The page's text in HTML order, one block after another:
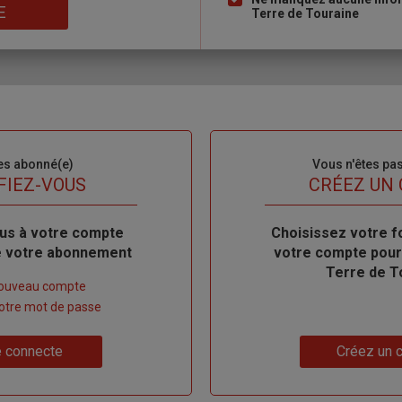
Terre de Touraine
abonné(e)
VOUS
à votre compte
abonnement
compte
mot de passe
connecte
Vous n'êtes
TITRECRÉEZ UN
Body
Choisissez votre
votre compte
Terre de
Créez un